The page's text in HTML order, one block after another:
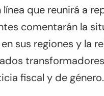
línea que reunirá a
comentarán la
sus regiones y la
fiscal y de género.